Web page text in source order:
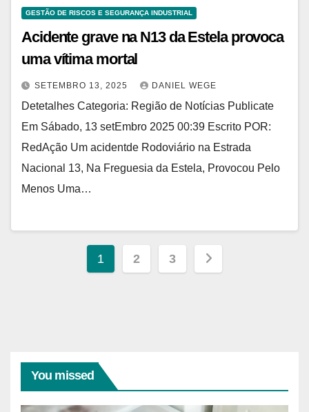
GESTÃO DE RISCOS E SEGURANÇA INDUSTRIAL
Acidente grave na N13 da Estela provoca
uma vítima mortal
SETEMBRO 13, 2025 DANIEL WEGE
Detetalhes Categoria: Região de Notícias Publicate
Em Sábado, 13 setEmbro 2025 00:39 Escrito POR:
RedAção Um acidentde Rodoviário na Estrada
Nacional 13, Na Freguesia da Estela, Provocou Pelo
Menos Uma…
Paginação
1 2 3
You missed